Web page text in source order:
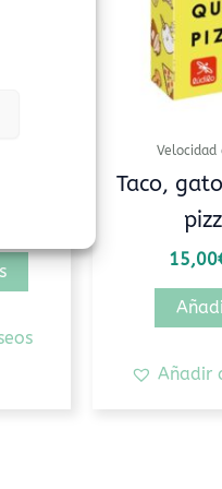
Velocidad
Taco,
15,00
Añadir